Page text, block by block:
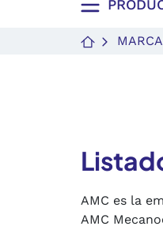
AMC es la
AMC